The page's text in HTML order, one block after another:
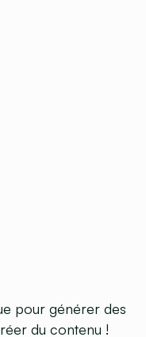
pour générer des
du contenu !